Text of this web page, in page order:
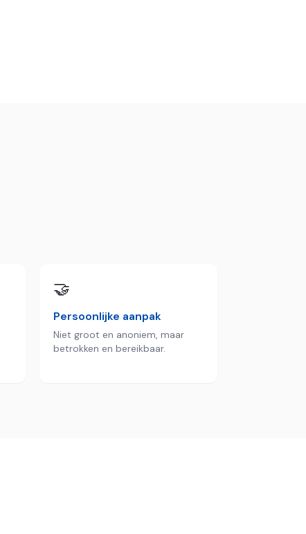
🤝
Persoonlijke aanpak
Niet groot en anoniem, maar
betrokken en bereikbaar.